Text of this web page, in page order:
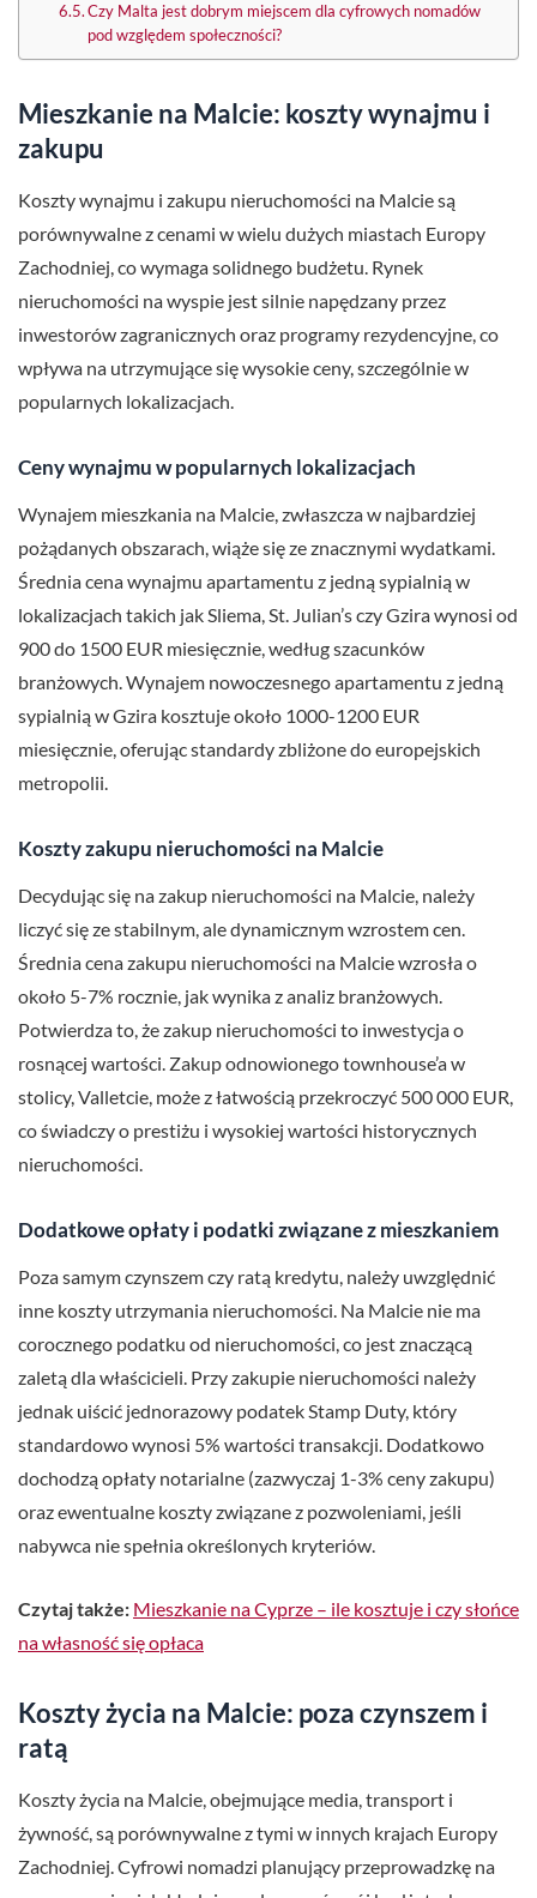
Czy Malta jest dobrym miejscem dla cyfrowych nomadów
pod względem społeczności?
Mieszkanie na Malcie: koszty wynajmu i
zakupu
Koszty wynajmu i zakupu nieruchomości na Malcie są
porównywalne z cenami w wielu dużych miastach Europy
Zachodniej, co wymaga solidnego budżetu. Rynek
nieruchomości na wyspie jest silnie napędzany przez
inwestorów zagranicznych oraz programy rezydencyjne, co
wpływa na utrzymujące się wysokie ceny, szczególnie w
popularnych lokalizacjach.
Ceny wynajmu w popularnych lokalizacjach
Wynajem mieszkania na Malcie, zwłaszcza w najbardziej
pożądanych obszarach, wiąże się ze znacznymi wydatkami.
Średnia cena wynajmu apartamentu z jedną sypialnią w
lokalizacjach takich jak Sliema, St. Julian’s czy Gzira wynosi od
900 do 1500 EUR miesięcznie, według szacunków
branżowych. Wynajem nowoczesnego apartamentu z jedną
sypialnią w Gzira kosztuje około 1000-1200 EUR
miesięcznie, oferując standardy zbliżone do europejskich
metropolii.
Koszty zakupu nieruchomości na Malcie
Decydując się na zakup nieruchomości na Malcie, należy
liczyć się ze stabilnym, ale dynamicznym wzrostem cen.
Średnia cena zakupu nieruchomości na Malcie wzrosła o
około 5-7% rocznie, jak wynika z analiz branżowych.
Potwierdza to, że zakup nieruchomości to inwestycja o
rosnącej wartości. Zakup odnowionego townhouse’a w
stolicy, Valletcie, może z łatwością przekroczyć 500 000 EUR,
co świadczy o prestiżu i wysokiej wartości historycznych
nieruchomości.
Dodatkowe opłaty i podatki związane z mieszkaniem
Poza samym czynszem czy ratą kredytu, należy uwzględnić
inne koszty utrzymania nieruchomości. Na Malcie nie ma
corocznego podatku od nieruchomości, co jest znaczącą
zaletą dla właścicieli. Przy zakupie nieruchomości należy
jednak uiścić jednorazowy podatek Stamp Duty, który
standardowo wynosi 5% wartości transakcji. Dodatkowo
dochodzą opłaty notarialne (zazwyczaj 1-3% ceny zakupu)
oraz ewentualne koszty związane z pozwoleniami, jeśli
nabywca nie spełnia określonych kryteriów.
Czytaj także: Mieszkanie na Cyprze – ile kosztuje i czy słońce
na własność się opłaca
Koszty życia na Malcie: poza czynszem i
ratą
Koszty życia na Malcie, obejmujące media, transport i
żywność, są porównywalne z tymi w innych krajach Europy
Zachodniej. Cyfrowi nomadzi planujący przeprowadzkę na